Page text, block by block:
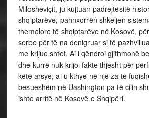
Milosheviçit, ju kujtuan padrejtësitë
shqiptarëve, pahnxorrën shkeljen
themelore të shqiptarëve në Kosovë,
serbe për të na denigruar si të
me krijue shtet. Ai i qëndroi gjithmonë
dhe kurrë nuk krijoi fakte thjesht për
këtë arsye, ai u kthye në një za të
besueshëm në Uashington pa të cilin
ishte arritë në Kosovë e Shqipëri.